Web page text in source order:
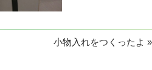
小物入れをつくったよ »